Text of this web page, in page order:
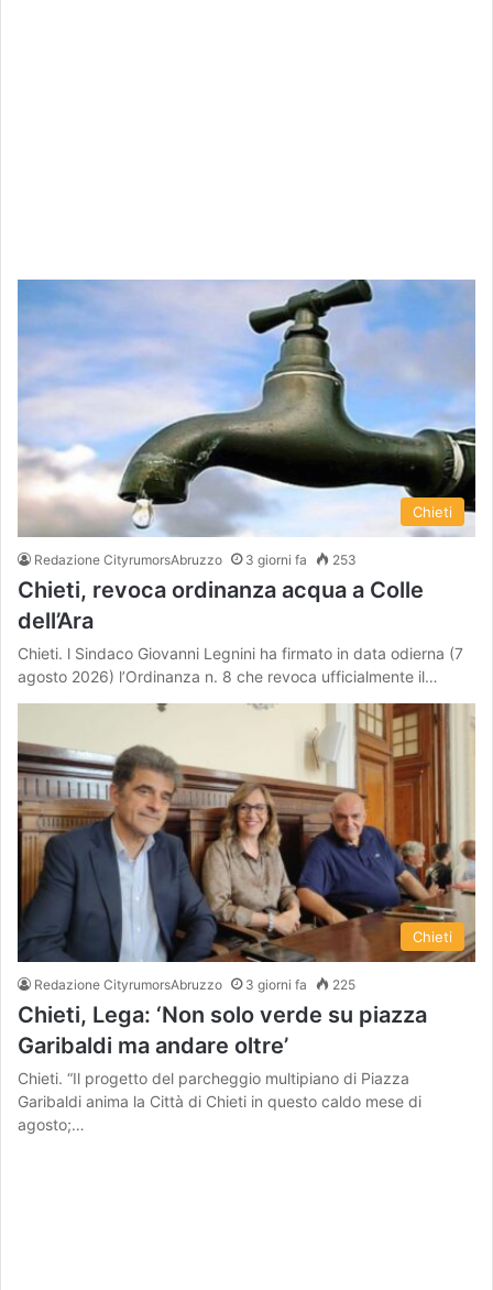
Chieti
Redazione CityrumorsAbruzzo 3 giorni fa 253
Chieti, revoca ordinanza acqua a Colle
dell’Ara
Chieti. l Sindaco Giovanni Legnini ha firmato in data odierna (7
agosto 2026) l’Ordinanza n. 8 che revoca ufficialmente il…
Chieti
Redazione CityrumorsAbruzzo 3 giorni fa 225
Chieti, Lega: ‘Non solo verde su piazza
Garibaldi ma andare oltre’
Chieti. “Il progetto del parcheggio multipiano di Piazza
Garibaldi anima la Città di Chieti in questo caldo mese di
agosto;…